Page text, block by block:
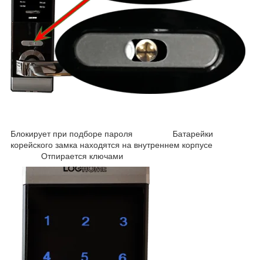
Блокирует при подборе пароля Батарейки
корейского замка находятся на внутреннем корпусе
Отпирается ключами